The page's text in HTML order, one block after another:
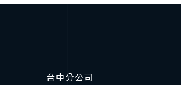
台中分公司